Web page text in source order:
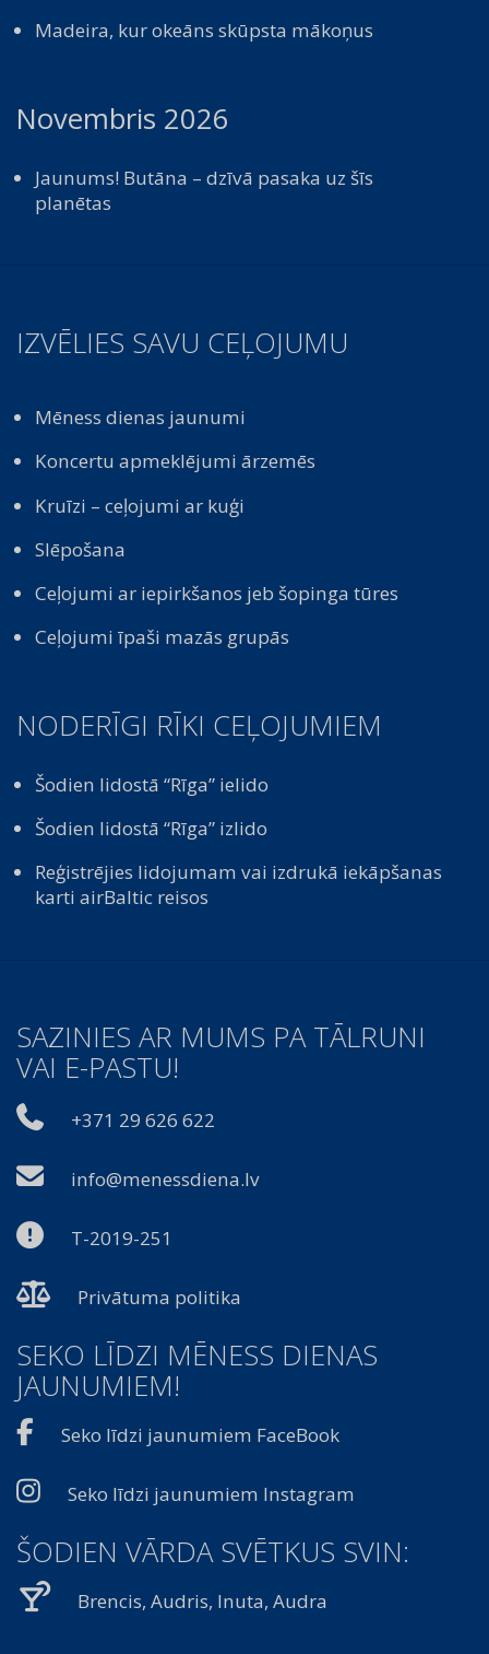
Madeira, kur okeāns skūpsta mākoņus
Novembris 2026
Jaunums! Butāna – dzīvā pasaka uz šīs
planētas
IZVĒLIES SAVU CEĻOJUMU
Mēness dienas jaunumi
Koncertu apmeklējumi ārzemēs
Kruīzi – ceļojumi ar kuģi
Slēpošana
Ceļojumi ar iepirkšanos jeb šopinga tūres
Ceļojumi īpaši mazās grupās
NODERĪGI RĪKI CEĻOJUMIEM
Šodien lidostā “Rīga” ielido
Šodien lidostā “Rīga” izlido
Reģistrējies lidojumam vai izdrukā iekāpšanas
karti airBaltic reisos
SAZINIES AR MUMS PA TĀLRUNI
VAI E-PASTU!
+371 29 626 622
info@menessdiena.lv
T-2019-251
Privātuma politika
SEKO LĪDZI MĒNESS DIENAS
JAUNUMIEM!
Seko līdzi jaunumiem FaceBook
Seko līdzi jaunumiem Instagram
ŠODIEN VĀRDA SVĒTKUS SVIN:
Brencis, Audris, Inuta, Audra